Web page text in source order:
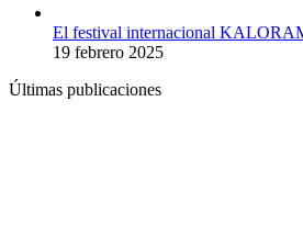
El festival internacional
19 febrero 2025
Últimas publicaciones